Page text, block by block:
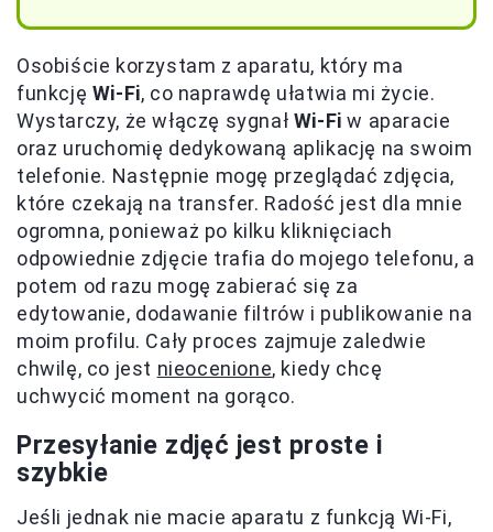
Osobiście korzystam z aparatu, który ma
funkcję Wi-Fi, co naprawdę ułatwia mi życie.
Wystarczy, że włączę sygnał Wi-Fi w aparacie
oraz uruchomię dedykowaną aplikację na swoim
telefonie. Następnie mogę przeglądać zdjęcia,
które czekają na transfer. Radość jest dla mnie
ogromna, ponieważ po kilku kliknięciach
odpowiednie zdjęcie trafia do mojego telefonu, a
potem od razu mogę zabierać się za
edytowanie, dodawanie filtrów i publikowanie na
moim profilu. Cały proces zajmuje zaledwie
chwilę, co jest nieocenione, kiedy chcę
uchwycić moment na gorąco.
Przesyłanie zdjęć jest proste i
szybkie
Jeśli jednak nie macie aparatu z funkcją Wi-Fi,